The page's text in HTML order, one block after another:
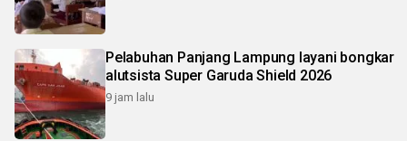
Pelabuhan Panjang Lampung layani bongkar
alutsista Super Garuda Shield 2026
9 jam lalu